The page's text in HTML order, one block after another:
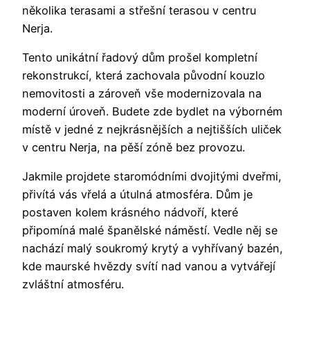
několika terasami a střešní terasou v centru
Nerja.
Tento unikátní řadový dům prošel kompletní
rekonstrukcí, která zachovala původní kouzlo
nemovitosti a zároveň vše modernizovala na
moderní úroveň. Budete zde bydlet na výborném
místě v jedné z nejkrásnějších a nejtišších uliček
v centru Nerja, na pěší zóně bez provozu.
Jakmile projdete staromódními dvojitými dveřmi,
přivítá vás vřelá a útulná atmosféra. Dům je
postaven kolem krásného nádvoří, které
připomíná malé španělské náměstí. Vedle něj se
nachází malý soukromý krytý a vyhřívaný bazén,
kde maurské hvězdy svítí nad vanou a vytvářejí
zvláštní atmosféru.